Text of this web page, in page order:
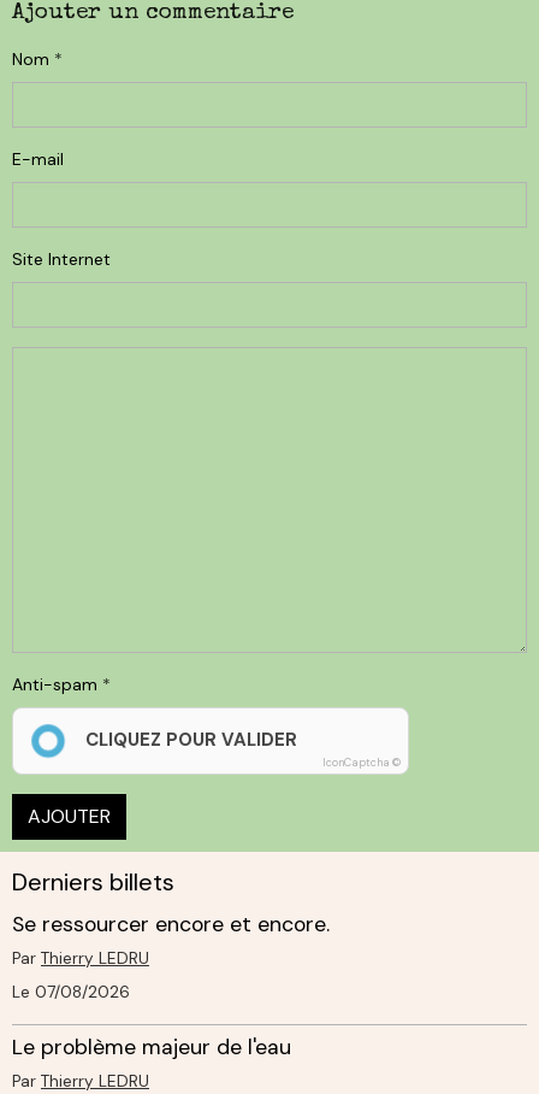
Ajouter un commentaire
Nom
E-mail
Site Internet
Anti-spam
CLIQUEZ POUR VALIDER
IconCaptcha ©
AJOUTER
Derniers billets
Se ressourcer encore et encore.
Par Thierry LEDRU
Le 07/08/2026
Le problème majeur de l'eau
Par Thierry LEDRU